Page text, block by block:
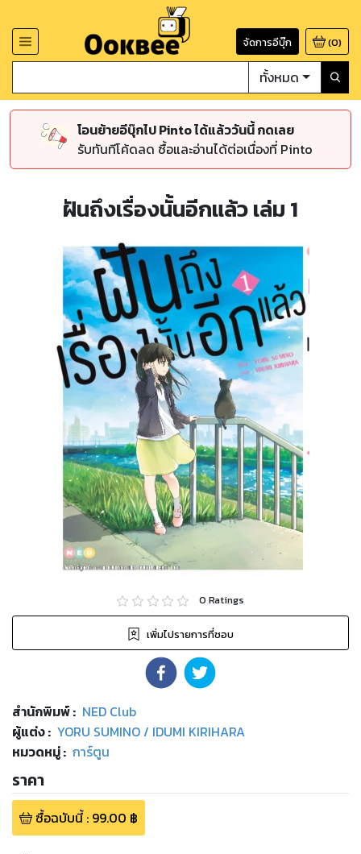
จัดการอีบุ๊ก (0)
ทั้งหมด
โอนย้ายอีบุ๊กไป Pinto ได้แล้ววันนี้ กดเลย
รับทันทีโค้ดลด ซื้อและอ่านได้ต่อเนื่องที่ Pinto
ฝันถึงเรื่องนั้นอีกแล้ว เล่ม 1
0 Ratings
เพิ่มไปรายการที่ชอบ
สำนักพิมพ์: NED Club
ผู้แต่ง : YORU SUMINO / IDUMI KIRIHARA
หมวดหมู่: การ์ตูน
ราคา
ซื้อฉบับนี้: 99.00 ฿